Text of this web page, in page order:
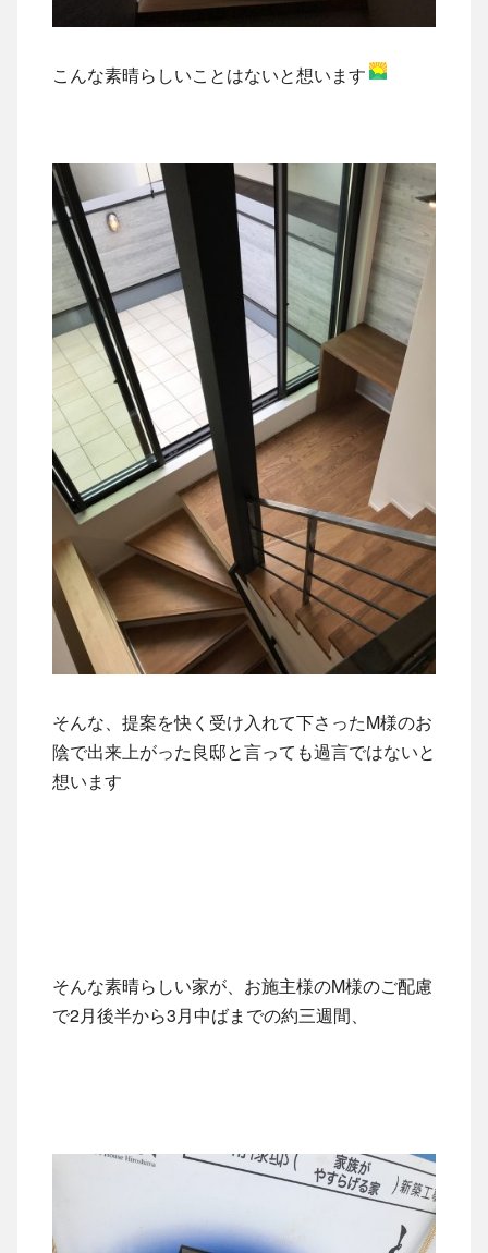
こんな素晴らしいことはないと想います
そんな、提案を快く受け入れて下さったM様のお
陰で出来上がった良邸と言っても過言ではないと
想います
そんな素晴らしい家が、お施主様のM様のご配慮
で2月後半から3月中ばまでの約三週間、